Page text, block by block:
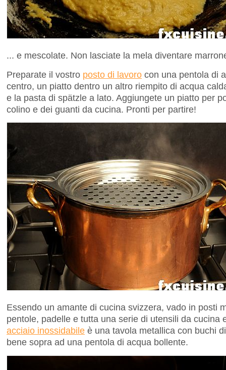
... e mescolate. Non lasciate la mela diventare
Preparate il vostro posto di lavoro con una pentola di
centro, un piatto dentro un altro riempito di acqua
e la pasta di spätzle a lato. Aggiungete un piatto per
colino e dei guanti da cucina. Pronti per partire!
Essendo un amante di cucina svizzera, vado in posti
pentole, padelle e tutta una serie di utensili da cucina
acciaio inossidabile è una tavola metallica con buchi
bene sopra ad una pentola di acqua bollente.